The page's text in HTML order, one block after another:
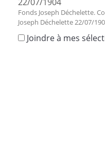
Fonds Joseph Déchelette.
Joseph Déchelette 22/07/
Joindre à mes